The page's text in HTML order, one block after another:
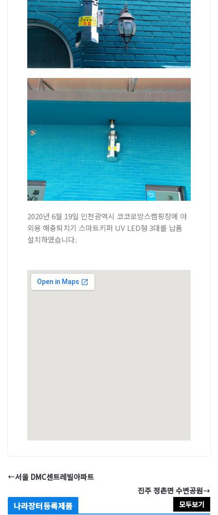
2020년 6월 19일 인천광역시 코코로망스캠핑장에 야
외용 해충퇴치기 스마트키퍼 UV LED형 3대를 납품
설치하였습니다.
서울 DMC센트레빌아파트
진주 정촌면 수변공원
나라장터등록제품 모두보기